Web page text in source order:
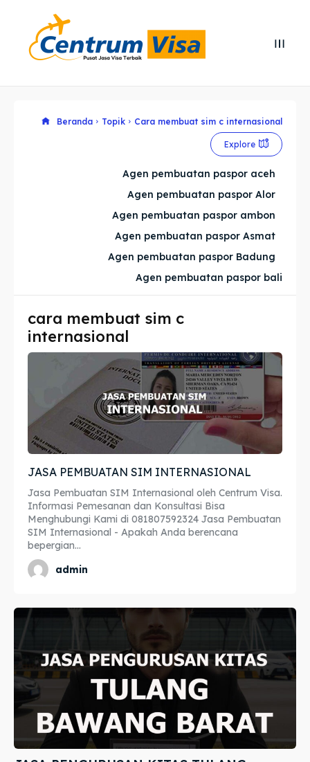
Cari
Cari
Explore our destinations
Imta
Legalisir
Apostille
Penerjemah
Asuransi
Blog
Explore our destinations
Imta
Legalisir
Apostille
Penerjemah
Asuransi
Blog
Beranda Topik Cara membuat sim c internasional
Explore
Agen pembuatan paspor aceh
Agen pembuatan paspor Alor
Agen pembuatan paspor ambon
Agen pembuatan paspor Asmat
Agen pembuatan paspor Badung
Agen pembuatan paspor bali
cara membuat sim c
internasional
JASA PEMBUATAN SIM INTERNASIONAL
Jasa Pembuatan SIM Internasional oleh Centrum Visa.
Informasi Pemesanan dan Konsultasi Bisa
Menghubungi Kami di 081807592324 Jasa Pembuatan
SIM Internasional - Apakah Anda berencana
bepergian...
admin